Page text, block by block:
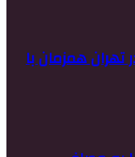
در تهران همزمان با